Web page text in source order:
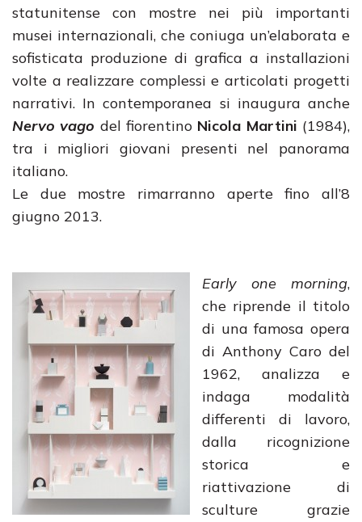
statunitense con mostre nei più importanti
musei internazionali, che coniuga un’elaborata e
sofisticata produzione di grafica a installazioni
volte a realizzare complessi e articolati progetti
narrativi. In contemporanea si inaugura anche
Nervo vago del fiorentino Nicola Martini (1984),
tra i migliori giovani presenti nel panorama
italiano.
Le due mostre rimarranno aperte fino all’8
giugno 2013.
Early one morning,
che riprende il titolo
di una famosa opera
di Anthony Caro del
1962, analizza e
indaga modalità
differenti di lavoro,
dalla ricognizione
storica e
riattivazione di
sculture grazie